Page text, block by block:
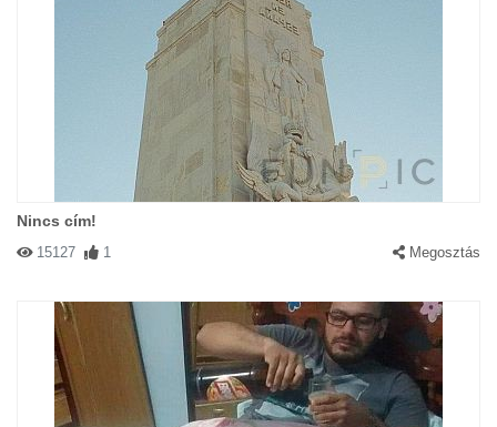
Nincs cím!
15127 1 Megosztás